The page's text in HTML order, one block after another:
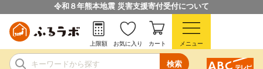
令和８年熊本地震 災害支援寄付受付について
検索
上限額 お気に入り カート メニュー